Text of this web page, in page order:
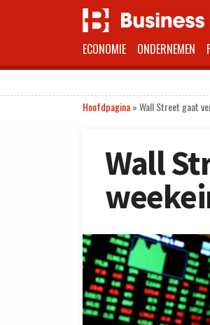
ECONOMIE ONDERNEMEN
Hoofdpagina»Wall Street gaat
Wall